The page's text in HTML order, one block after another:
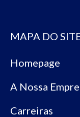
MAPA DO
Homepage
A Nossa
Carreiras